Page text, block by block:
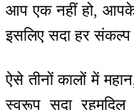
आप एक नहीं हो,
इसलिए सदा हर
ऐसे तीनों कालों में
स्वरूप सदा